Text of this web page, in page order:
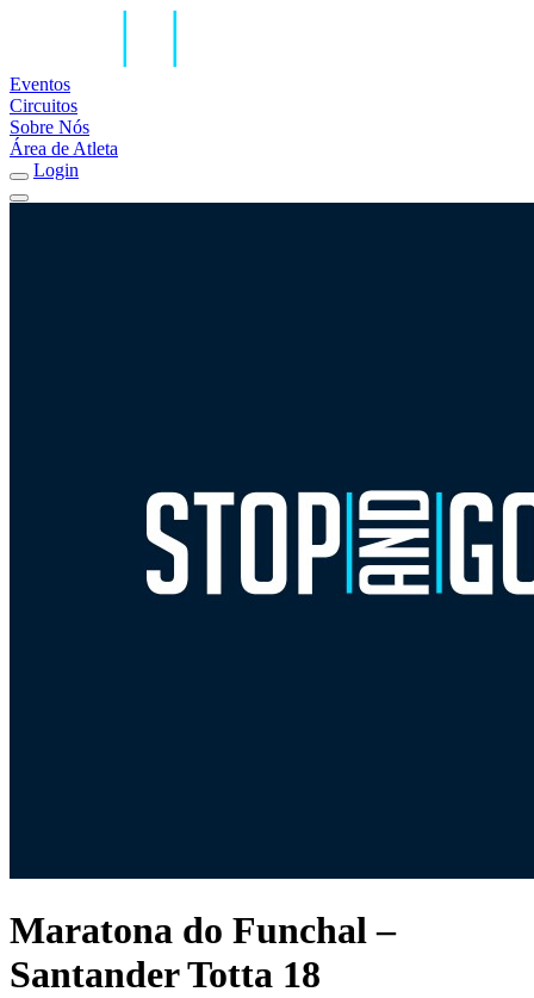
Eventos
Circuitos
Sobre Nós
Área de Atleta
Login
Maratona do Funchal –
Santander Totta 18